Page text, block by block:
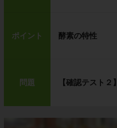
ポイント 酵素の特性
問題 【確認テスト２】